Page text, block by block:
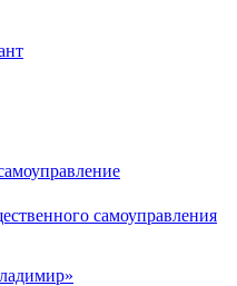
самоуправления